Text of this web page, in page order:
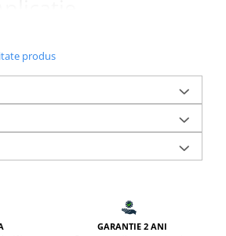
iOS si Android
interior
8000 mAh, autonomie extinsă
imagini clare, zi și noapte
+ lumină albă
pentru culori reale
produs
GARANTIE 2 ANI